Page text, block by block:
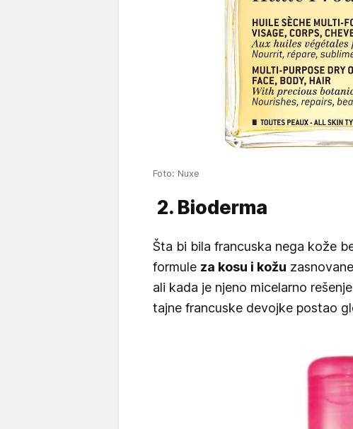
Foto: Nuxe
2. Bioderma
Šta bi bila francuska nega kože
formule za kosu i kožu
ali kada je njeno micelarno
tajne francuske devojke postao